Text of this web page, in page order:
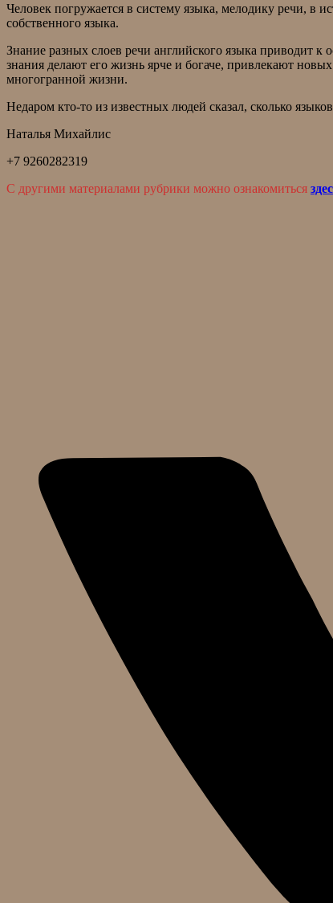
Человек погружается в систему языка, мелодику речи, в
собственного языка.
Знание разных слоев речи английского языка приводит
знания делают его жизнь ярче и богаче, привлекают
многогранной жизни.
Недаром кто-то из известных людей сказал, сколько
Наталья Михайлис
+7 9260282319
С другими материалами рубрики можно ознакомиться